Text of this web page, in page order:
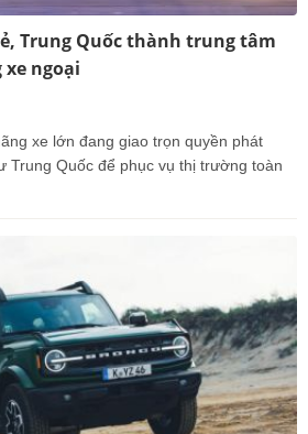
Trung Quốc thành trung tâm
xe ngoại
xe lớn đang giao trọn quyền phát
Trung Quốc để phục vụ thị trường toàn